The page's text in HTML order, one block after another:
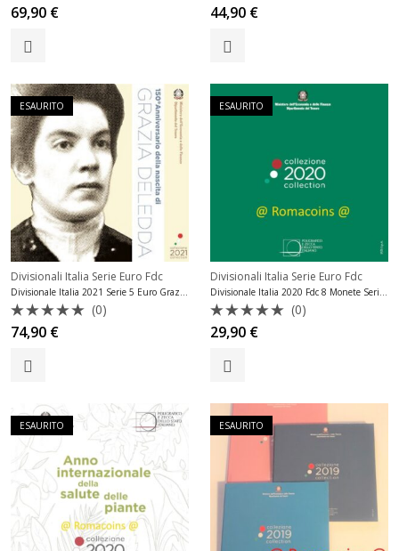
Valutato
0
su
69,90 € Valutato
0
su
44,90 €
ESAURITO
Divisionali Italia Serie Euro Fdc
Divisionale Italia 2021 Serie 5 Euro Grazia Deledda Fdc
Valutato
0
su
(0)
74,90 €
ESAURITO
Divisionali Italia Serie Euro Fdc
Divisionale Italia 2020 Fdc 8 Monete Serie Fior di Conio
Valutato
0
su
(0)
29,90 €
ESAURITO ESAURITO